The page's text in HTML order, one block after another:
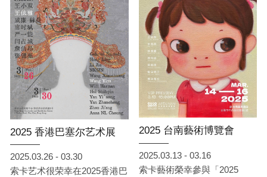
包括：于彭、手嶋大辅、王依
雅、吴若昕、李西西、李捷、
林葆灵、威廉·赫曼、席时
斌、阎占城、詹佶昂、严一能
与 Kim Sunwoo（依姓氏笔画
排列）。他们透过人物、动
物、自然景观与文化符号，描
绘个体与外部世界交织的存在
状态，折射出记忆、情感、社
会与精神层面的多重面貌。
2025 香港巴塞尔艺术展
2025.03.26 - 03.30
索卡艺术很荣幸在2025香港巴
2025 台南藝術博覽會
2025.03.13 - 03.16
索卡藝術榮幸參與「2025